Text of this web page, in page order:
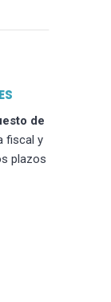
de
fiscal y
plazos